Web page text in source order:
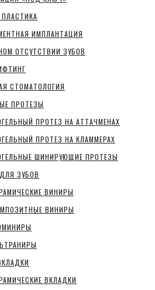
ИМПЛАНТАЦИЯ
ОТСУТСТВИИ ЗУБОВ
СТОМАТОЛОГИЯ
ПРОТЕЗЫ
ПРОТЕЗ НА АТТАЧМЕНАХ
ПРОТЕЗ НА КЛАММЕРАХ
ШИНИРУЮЩИЕ ПРОТЕЗЫ
ЗУБОВ
ВИНИРЫ
ВИНИРЫ
ВКЛАДКИ